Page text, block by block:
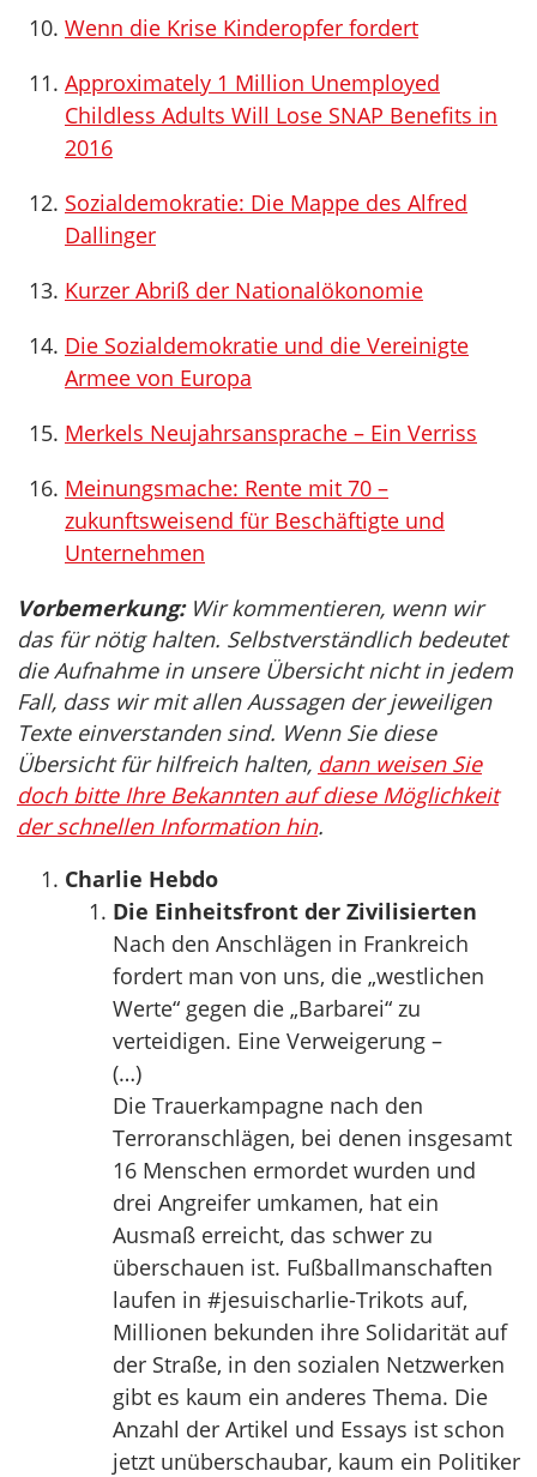
Wenn die Krise Kinderopfer fordert
Approximately 1 Million Unemployed
Childless Adults Will Lose SNAP Benefits in
2016
Sozialdemokratie: Die Mappe des Alfred
Dallinger
Kurzer Abriß der Nationalökonomie
Die Sozialdemokratie und die Vereinigte
Armee von Europa
Merkels Neujahrsansprache – Ein Verriss
Meinungsmache: Rente mit 70 –
zukunftsweisend für Beschäftigte und
Unternehmen
Vorbemerkung:Wir kommentieren, wenn wir
das für nötig halten. Selbstverständlich bedeutet
die Aufnahme in unsere Übersicht nicht in jedem
Fall, dass wir mit allen Aussagen der jeweiligen
Texte einverstanden sind. Wenn Sie diese
Übersicht für hilfreich halten, dann weisen Sie
doch bitte Ihre Bekannten auf diese Möglichkeit
der schnellen Information hin.
Charlie Hebdo
Die Einheitsfront der Zivilisierten
Nach den Anschlägen in Frankreich
fordert man von uns, die „westlichen
Werte“ gegen die „Barbarei“ zu
verteidigen. Eine Verweigerung –
(…)
Die Trauerkampagne nach den
Terroranschlägen, bei denen insgesamt
16 Menschen ermordet wurden und
drei Angreifer umkamen, hat ein
Ausmaß erreicht, das schwer zu
überschauen ist. Fußballmanschaften
laufen in #jesuischarlie-Trikots auf,
Millionen bekunden ihre Solidarität auf
der Straße, in den sozialen Netzwerken
gibt es kaum ein anderes Thema. Die
Anzahl der Artikel und Essays ist schon
jetzt unüberschaubar, kaum ein Politiker